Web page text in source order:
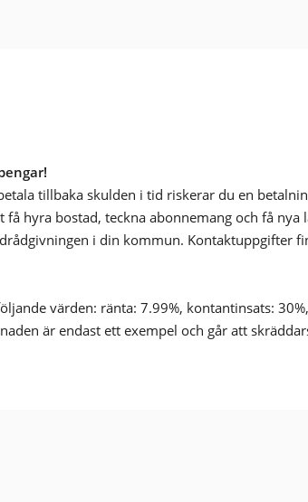
tillbaka skulden i tid riskerar du en
få hyra bostad, teckna abonnemang och få nya
i din kommun. Kontaktuppgifter
värden: ränta: 7.99%, kontantinsats:
är endast ett exempel och går att